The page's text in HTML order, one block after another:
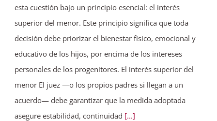
esta cuestión bajo un principio esencial: el interés
superior del menor. Este principio significa que toda
decisión debe priorizar el bienestar físico, emocional y
educativo de los hijos, por encima de los intereses
personales de los progenitores. El interés superior del
menor El juez —o los propios padres si llegan a un
acuerdo— debe garantizar que la medida adoptada
asegure estabilidad, continuidad [...]